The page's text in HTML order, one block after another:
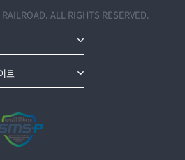
ALL RIGHTS RESERVED.
트